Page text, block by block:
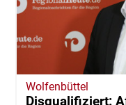
Wolfenbüttel
Disqualifiziert: